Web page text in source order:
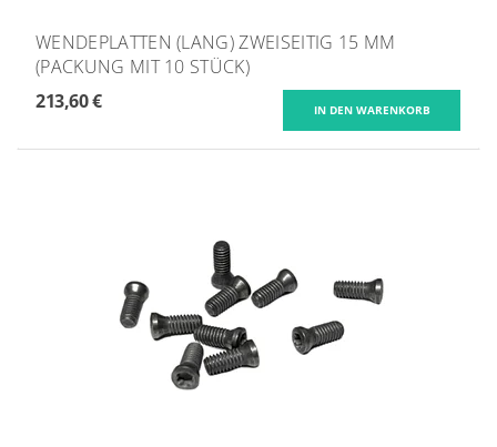
WENDEPLATTEN (LANG) ZWEISEITIG 15 MM
(PACKUNG MIT 10 STÜCK)
213,60 €